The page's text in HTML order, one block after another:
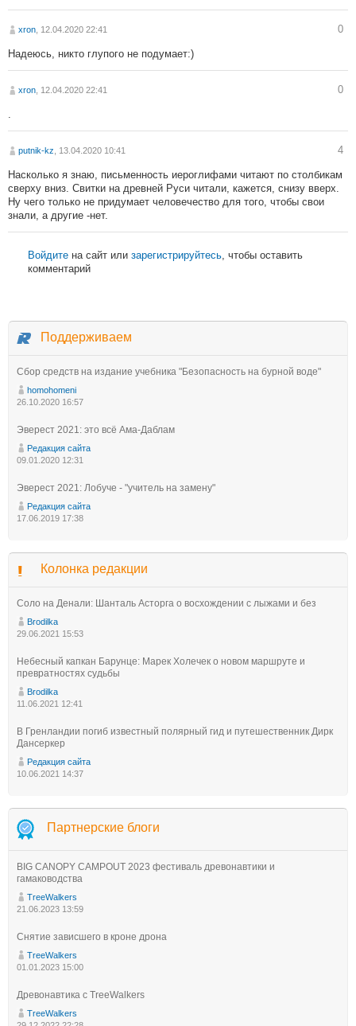
xron , 12.04.2020 22:41 0
Надеюсь, никто глупого не подумает:)
xron , 12.04.2020 22:41 0
putnik-kz , 13.04.2020 10:41 4
Насколько я знаю, письменность иероглифами читают по столбикам
сверху вниз. Свитки на древней Руси читали, кажется, снизу вверх.
Ну чего только не придумает человечество для того, чтобы свои
знали, а другие -нет.
Войдите на сайт или зарегистрируйтесь , чтобы оставить
комментарий
Поддерживаем
Сбор средств на издание учебника "Безопасность на бурной воде"
homohomeni
26.10.2020 16:57
Эверест 2021: это всё Ама-Даблам
Редакция сайта
09.01.2020 12:31
Эверест 2021: Лобуче - "учитель на замену"
Редакция сайта
17.06.2019 17:38
Колонка редакции
Соло на Денали: Шанталь Асторга о восхождении с лыжами и без
Brodilka
29.06.2021 15:53
Небесный капкан Барунце: Марек Холечек о новом маршруте и
превратностях судьбы
Brodilka
11.06.2021 12:41
В Гренландии погиб известный полярный гид и путешественник Дирк
Дансеркер
Редакция сайта
10.06.2021 14:37
Партнерские блоги
BIG CANOPY CAMPOUT 2023 фестиваль древонавтики и
гамаководства
TreeWalkers
21.06.2023 13:59
Снятие зависшего в кроне дрона
TreeWalkers
01.01.2023 15:00
Древонавтика с TreeWalkers
TreeWalkers